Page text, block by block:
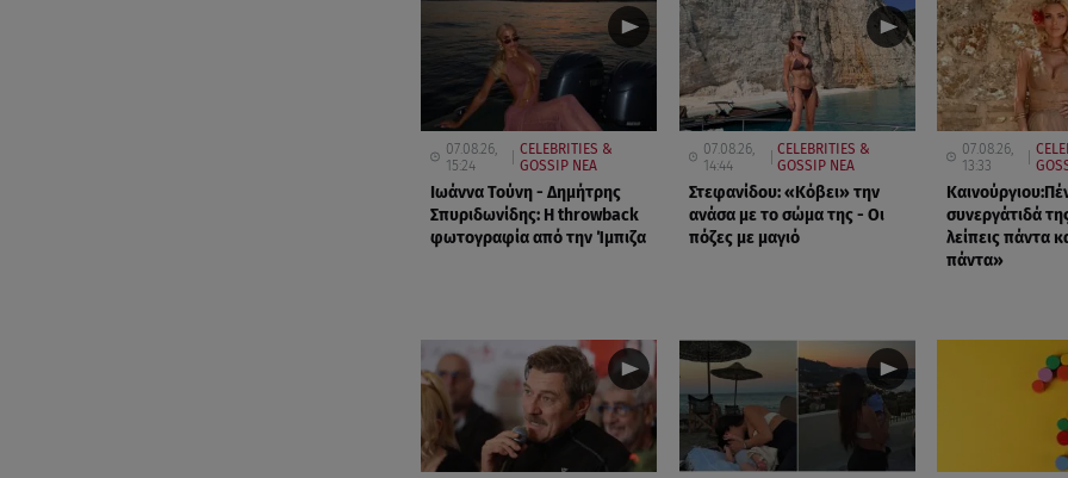
07.08.26,
15:24
CELEBRITIES &
GOSSIP ΝΕΑ
Ιωάννα Τούνη - Δημήτρης
Σπυριδωνίδης: Η throwback
φωτογραφία από την Ίμπιζα
07.08.26,
14:44
CELEBRITIES &
GOSSIP ΝΕΑ
Στεφανίδου: «Κόβει» την
ανάσα με το σώμα της - Οι
πόζες με μαγιό
07.08.26,
13:33
συνεργάτιδά
λείπεις πάντα
πάντα»